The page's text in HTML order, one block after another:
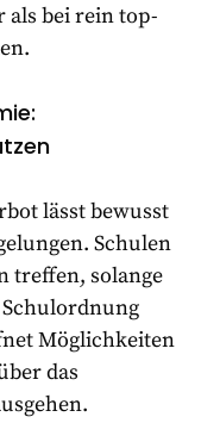
als bei rein top-
lässt bewusst
Schulen
treffen, solange
Möglichkeiten
das